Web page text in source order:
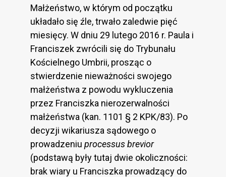
Małżeństwo, w którym od początku
układało się źle, trwało zaledwie pięć
miesięcy. W dniu 29 lutego 2016 r. Paula i
Franciszek zwrócili się do Trybunału
Kościelnego Umbrii, prosząc o
stwierdzenie nieważności swojego
małżeństwa z powodu wykluczenia
przez Franciszka nierozerwalności
małżeństwa (kan. 1101 § 2 KPK/83). Po
decyzji wikariusza sądowego o
prowadzeniu processus brevior
(podstawą były tutaj dwie okoliczności:
brak wiary u Franciszka prowadzący do